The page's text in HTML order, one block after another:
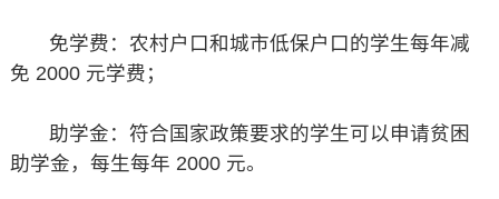
免学费：农村户口和城市低保户口的学生每年减
免 2000 元学费；
助学金：符合国家政策要求的学生可以申请贫困
助学金，每生每年 2000 元。